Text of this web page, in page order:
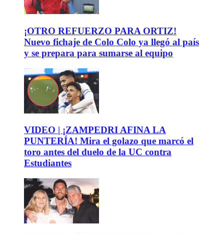
¡OTRO REFUERZO PARA ORTIZ!
Nuevo fichaje de Colo Colo ya llegó al país
y se prepara para sumarse al equipo
VIDEO | ¡ZAMPEDRI AFINA LA
PUNTERÍA! Mira el golazo que marcó el
toro antes del duelo de la UC contra
Estudiantes